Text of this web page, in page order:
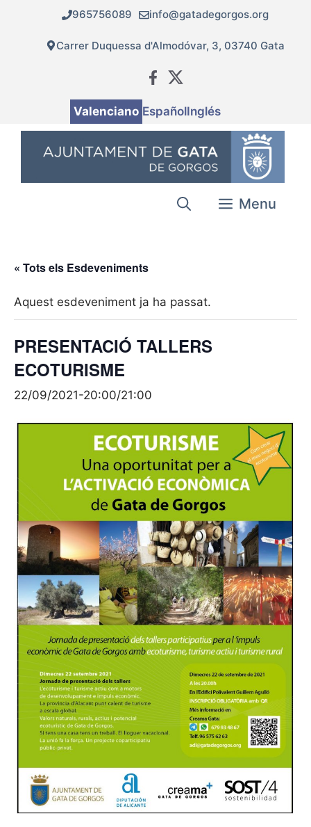
contingut
965756089 info@gatadegorgos.org
Carrer Duquessa d'Almodóvar, 3, 03740 Gata
Valenciano EspañolInglés
Menu
« Tots els Esdeveniments
Aquest esdeveniment ja ha passat.
PRESENTACIÓ TALLERS
ECOTURISME
22/09/2021-20:00/21:00